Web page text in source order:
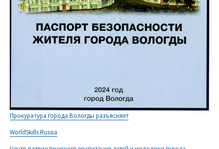
Прокуратура города Вологды разъясняет
WorldSkills Russia